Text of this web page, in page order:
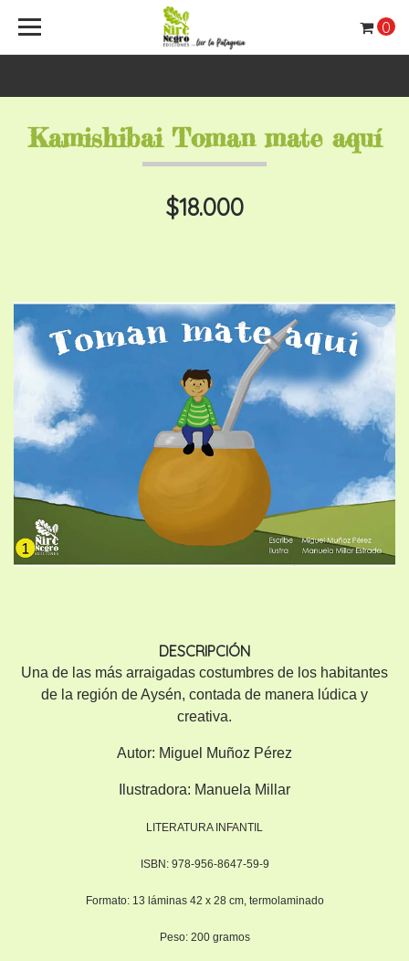
0
Kamishibai Toman mate aquí
$18.000
DESCRIPCIÓN
Una de las más arraigadas costumbres de los habitantes
de la región de Aysén, contada de manera lúdica y
creativa.
Autor: Miguel Muñoz Pérez
Ilustradora: Manuela Millar
LITERATURA INFANTIL
ISBN: 978-956-8647-59-9
Formato: 13 láminas 42 x 28 cm, termolaminado
Peso: 200 gramos